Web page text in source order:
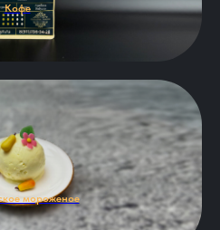
Кофе
мороженое